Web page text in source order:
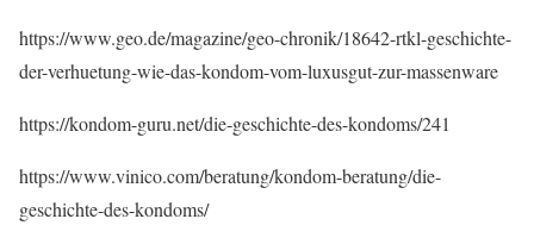
https://www.geo.de/magazine/geo-chronik/18642-rtkl-geschichte-
der-verhuetung-wie-das-kondom-vom-luxusgut-zur-massenware
https://kondom-guru.net/die-geschichte-des-kondoms/241
https://www.vinico.com/beratung/kondom-beratung/die-
geschichte-des-kondoms/